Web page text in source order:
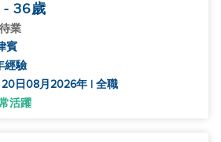
- 36歲
業
賓
經驗
日08月2026年 | 全職
活躍